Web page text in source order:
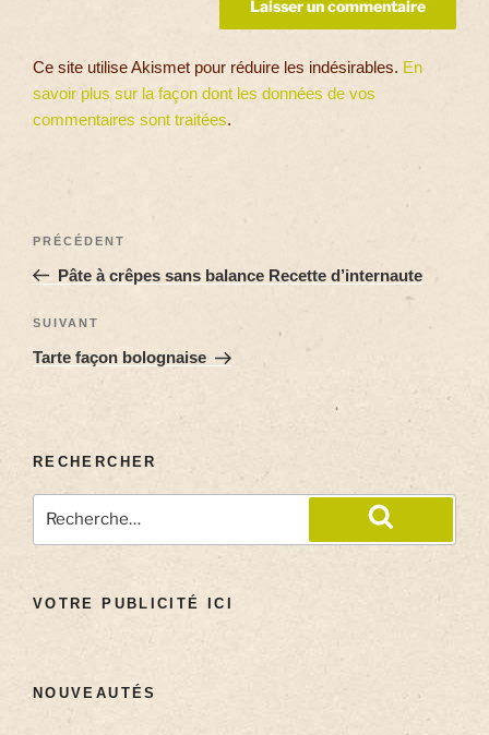
Ce site utilise Akismet pour réduire les indésirables. En
savoir plus sur la façon dont les données de vos
commentaires sont traitées.
PRÉCÉDENT
Pâte à crêpes sans balance Recette d’internaute
SUIVANT
Tarte façon bolognaise
RECHERCHER
VOTRE PUBLICITÉ ICI
NOUVEAUTÉS